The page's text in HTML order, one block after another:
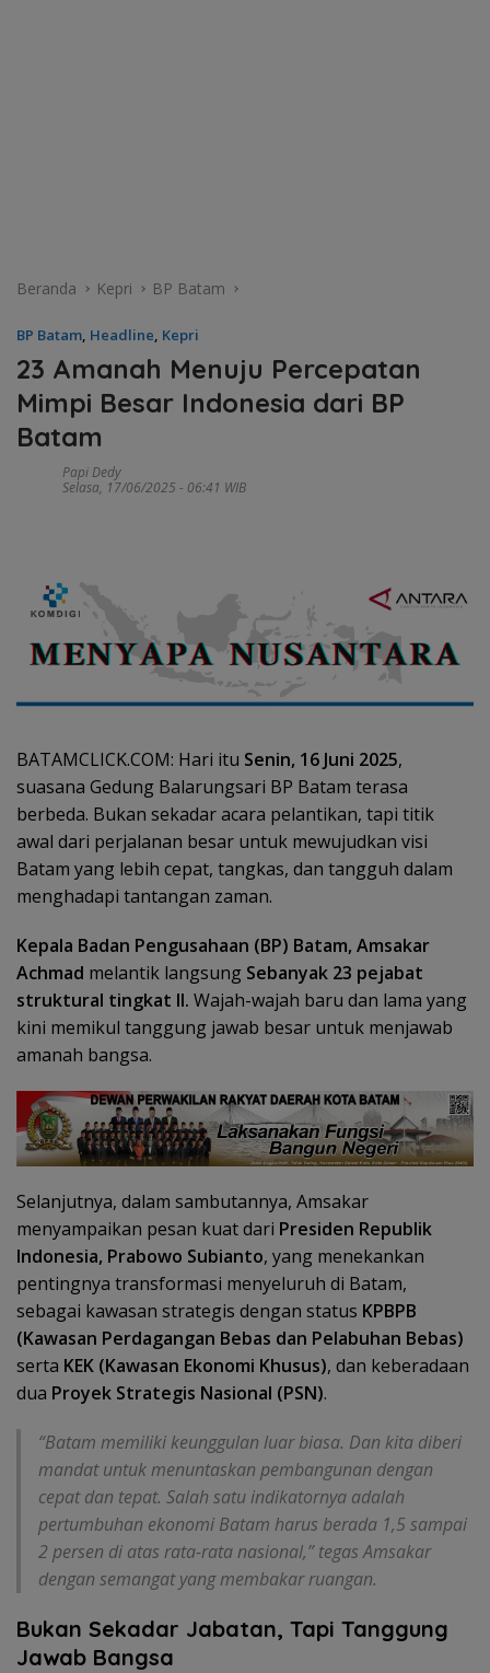
Beranda Kepri BP Batam
BP Batam, Headline, Kepri
23 Amanah Menuju Percepatan
Mimpi Besar Indonesia dari BP
Batam
Papi Dedy
Selasa, 17/06/2025 - 06:41 WIB
BATAMCLICK.COM: Hari itu Senin, 16 Juni 2025,
suasana Gedung Balarungsari BP Batam terasa
berbeda. Bukan sekadar acara pelantikan, tapi titik
awal dari perjalanan besar untuk mewujudkan visi
Batam yang lebih cepat, tangkas, dan tangguh dalam
menghadapi tantangan zaman.
Kepala Badan Pengusahaan (BP) Batam, Amsakar
Achmad melantik langsung Sebanyak 23 pejabat
struktural tingkat II. Wajah-wajah baru dan lama yang
kini memikul tanggung jawab besar untuk menjawab
amanah bangsa.
Selanjutnya, dalam sambutannya, Amsakar
menyampaikan pesan kuat dari Presiden Republik
Indonesia, Prabowo Subianto, yang menekankan
pentingnya transformasi menyeluruh di Batam,
sebagai kawasan strategis dengan status KPBPB
(Kawasan Perdagangan Bebas dan Pelabuhan Bebas)
serta KEK (Kawasan Ekonomi Khusus), dan keberadaan
dua Proyek Strategis Nasional (PSN).
“Batam memiliki keunggulan luar biasa. Dan kita diberi
mandat untuk menuntaskan pembangunan dengan
cepat dan tepat. Salah satu indikatornya adalah
pertumbuhan ekonomi Batam harus berada 1,5 sampai
2 persen di atas rata-rata nasional,” tegas Amsakar
dengan semangat yang membakar ruangan.
Bukan Sekadar Jabatan, Tapi Tanggung
Jawab Bangsa